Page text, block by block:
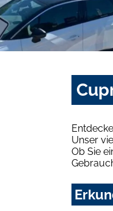
Unser
Ob Sie